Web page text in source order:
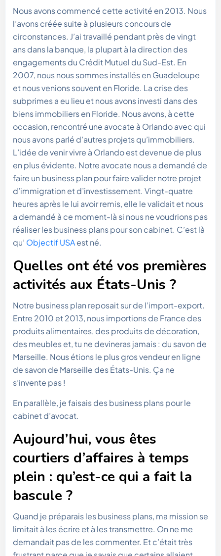
Nous avons commencé cette activité en 2013. Nous
l’avons créée suite à plusieurs concours de
circonstances. J’ai travaillé pendant près de vingt
ans dans la banque, la plupart à la direction des
engagements du Crédit Mutuel du Sud-Est. En
2007, nous nous sommes installés en Guadeloupe
et nous venions souvent en Floride. La crise des
subprimes a eu lieu et nous avons investi dans des
biens immobiliers en Floride. Nous avons, à cette
occasion, rencontré une avocate à Orlando avec qui
nous avons parlé d’autres projets qu’immobiliers.
L’idée de venir vivre à Orlando est devenue de plus
en plus évidente. Notre avocate nous a demandé de
faire un business plan pour faire valider notre projet
d’immigration et d’investissement. Vingt-quatre
heures après le lui avoir remis, elle le validait et nous
a demandé à ce moment-là si nous ne voudrions pas
réaliser les business plans pour son cabinet. C’est là
qu’ Objectif USAest né.
Quelles ont été vos premières
activités aux États-Unis ?
Notre business plan reposait sur de l’import-export.
Entre 2010 et 2013, nous importions de France des
produits alimentaires, des produits de décoration,
des meubles et, tu ne devineras jamais : du savon de
Marseille. Nous étions le plus gros vendeur en ligne
de savon de Marseille des États-Unis. Ça ne
s’invente pas !
En parallèle, je faisais des business plans pour le
cabinet d’avocat.
Aujourd’hui, vous êtes
courtiers d’affaires à temps
plein : qu’est-ce qui a fait la
bascule ?
Quand je préparais les business plans, ma mission se
limitait à les écrire et à les transmettre. On ne me
demandait pas de les commenter. Et c’était très